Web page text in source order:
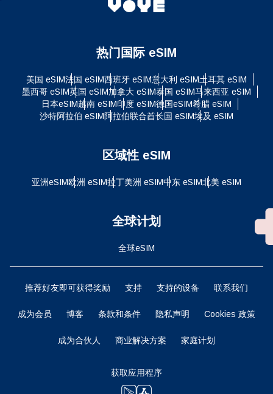
热门国际 eSIM
美国 eSIM法国 eSIM西班牙 eSIM意大利 eSIM土耳其 eSIM
墨西哥 eSIM英国 eSIM加拿大 eSIM泰国 eSIM马来西亚 eSIM
日本eSIM越南 eSIM印度 eSIM德国eSIM希腊 eSIM
沙特阿拉伯 eSIM阿拉伯联合酋长国 eSIM埃及 eSIM
区域性 eSIM
亚洲eSIM欧洲 eSIM拉丁美洲 eSIM中东 eSIM北美 eSIM
全球计划
全球eSIM
推荐好友即可获得奖励 支持 支持的设备 联系我们
成为会员 博客 条款和条件 隐私声明 Cookies 政策
成为合伙人 商业解决方案 家庭计划
获取应用程序